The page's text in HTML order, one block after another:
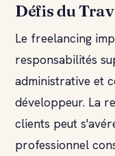
Défis du
Le freelancing
responsabilités
administrative et
développeur. La
clients peut
professionnel